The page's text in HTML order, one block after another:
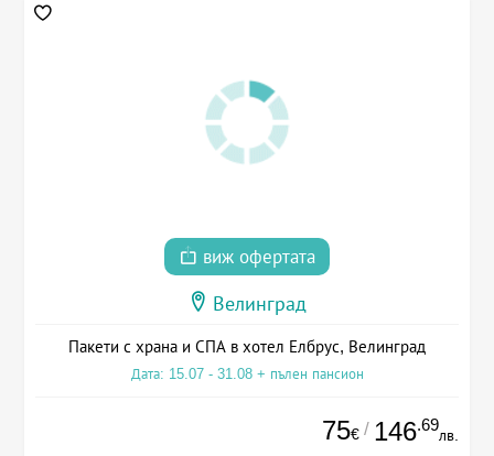
виж офертата
Велинград
Пакети с храна и СПА в хотел Елбрус, Велинград
Дата: 15.07 - 31.08 + пълен пансион
75€ / 146.69
лв.